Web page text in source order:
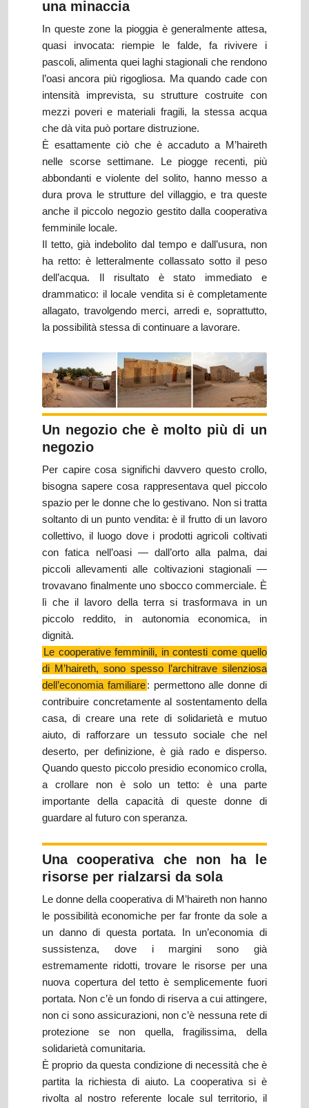
una minaccia
In queste zone la pioggia è generalmente attesa,
quasi invocata: riempie le falde, fa rivivere i
pascoli, alimenta quei laghi stagionali che rendono
l’oasi ancora più rigogliosa. Ma quando cade con
intensità imprevista, su strutture costruite con
mezzi poveri e materiali fragili, la stessa acqua
che dà vita può portare distruzione.
È esattamente ciò che è accaduto a M’haireth
nelle scorse settimane. Le piogge recenti, più
abbondanti e violente del solito, hanno messo a
dura prova le strutture del villaggio, e tra queste
anche il piccolo negozio gestito dalla cooperativa
femminile locale.
Il tetto, già indebolito dal tempo e dall’usura, non
ha retto: è letteralmente collassato sotto il peso
dell’acqua. Il risultato è stato immediato e
drammatico: il locale vendita si è completamente
allagato, travolgendo merci, arredi e, soprattutto,
la possibilità stessa di continuare a lavorare.
Un negozio che è molto più di un
negozio
Per capire cosa significhi davvero questo crollo,
bisogna sapere cosa rappresentava quel piccolo
spazio per le donne che lo gestivano. Non si tratta
soltanto di un punto vendita: è il frutto di un lavoro
collettivo, il luogo dove i prodotti agricoli coltivati
con fatica nell’oasi — dall’orto alla palma, dai
piccoli allevamenti alle coltivazioni stagionali —
trovavano finalmente uno sbocco commerciale. È
lì che il lavoro della terra si trasformava in un
piccolo reddito, in autonomia economica, in
dignità.
Le cooperative femminili, in contesti come quello
di M’haireth, sono spesso l’architrave silenziosa
dell’economia familiare: permettono alle donne di
contribuire concretamente al sostentamento della
casa, di creare una rete di solidarietà e mutuo
aiuto, di rafforzare un tessuto sociale che nel
deserto, per definizione, è già rado e disperso.
Quando questo piccolo presidio economico crolla,
a crollare non è solo un tetto: è una parte
importante della capacità di queste donne di
guardare al futuro con speranza.
Una cooperativa che non ha le
risorse per rialzarsi da sola
Le donne della cooperativa di M’haireth non hanno
le possibilità economiche per far fronte da sole a
un danno di questa portata. In un’economia di
sussistenza, dove i margini sono già
estremamente ridotti, trovare le risorse per una
nuova copertura del tetto è semplicemente fuori
portata. Non c’è un fondo di riserva a cui attingere,
non ci sono assicurazioni, non c’è nessuna rete di
protezione se non quella, fragilissima, della
solidarietà comunitaria.
È proprio da questa condizione di necessità che è
partita la richiesta di aiuto. La cooperativa si è
rivolta al nostro referente locale sul territorio, il